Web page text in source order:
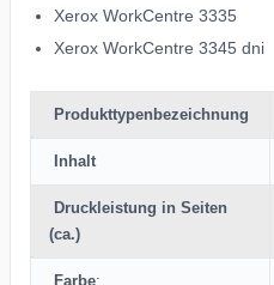
Xerox WorkCentre 3335
Xerox WorkCentre 3345 dni
Produkttypenbezeichnung
Inhalt
Druckleistung in Seiten
(ca.)
Farbe: